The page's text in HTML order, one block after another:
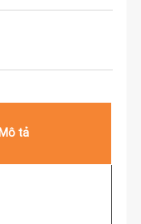
Mô tả